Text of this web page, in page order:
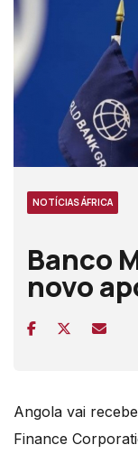
NOTÍCIAS ÁFRICA
Banco
novo
Angola vai
Finance